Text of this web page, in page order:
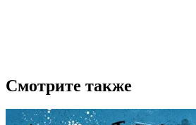
Смотрите также